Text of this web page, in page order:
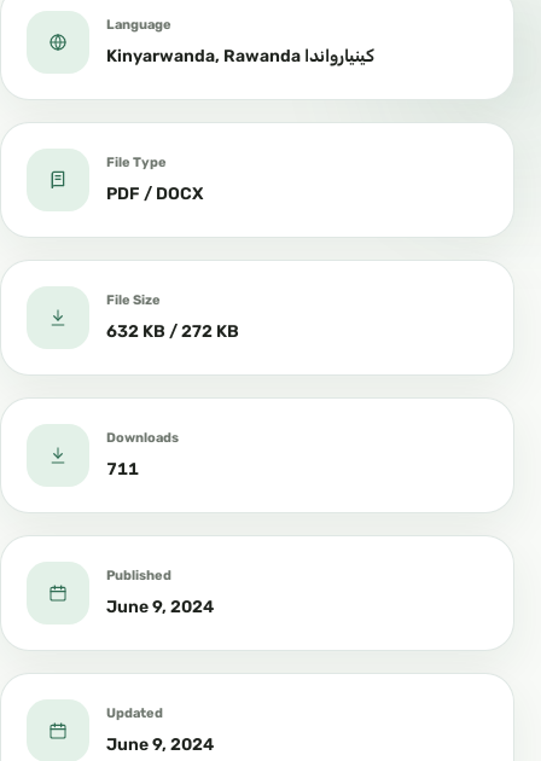
Language
Kinyarwanda, Rawanda كينيارواندا
File Type
PDF / DOCX
File Size
632 KB / 272 KB
Downloads
711
Published
June 9, 2024
Updated
June 9, 2024